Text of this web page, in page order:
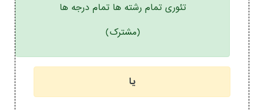
تئوری تمام رشته ها تمام درجه ها
(مشترک)
یا